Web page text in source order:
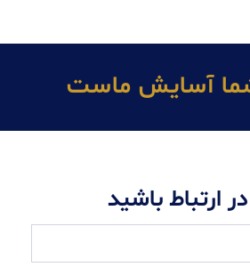
آسايش ماست
ارتباط باشید